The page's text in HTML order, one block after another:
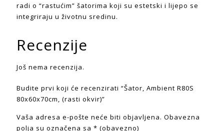
radi o “rastućim” šatorima koji su estetski i lijepo se
integriraju u životnu sredinu.
Recenzije
Još nema recenzija.
Budite prvi koji će recenzirati “Šator, Ambient R80S
80x60x70cm, (rasti okvir)”
Vaša adresa e-pošte neće biti objavljena. Obavezna
polja su označena sa * (obavezno)